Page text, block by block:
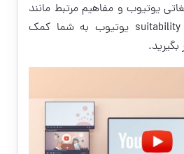
یوتیوب و مفاهیم مرتبط مانند
ad formats ۲۰۲۵ و suitability یوتیوب به شما کمک